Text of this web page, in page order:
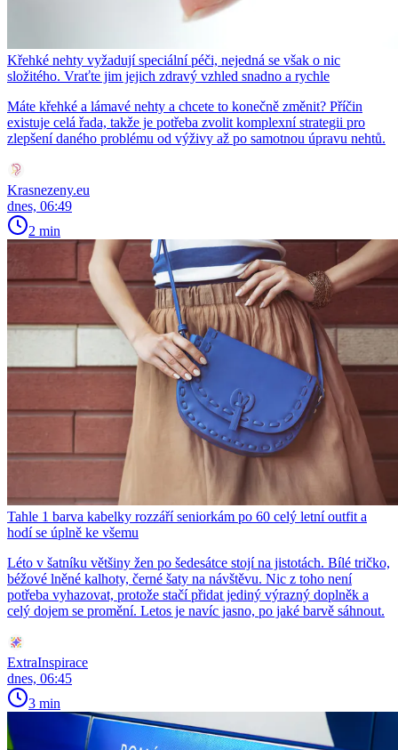
Křehké nehty vyžadují speciální péči, nejedná se však o nic
složitého. Vraťte jim jejich zdravý vzhled snadno a rychle
Máte křehké a lámavé nehty a chcete to konečně změnit? Příčin
existuje celá řada, takže je potřeba zvolit komplexní strategii pro
zlepšení daného problému od výživy až po samotnou úpravu nehtů.
Krasnezeny.eu
dnes, 06:49
2 min
Tahle 1 barva kabelky rozzáří seniorkám po 60 celý letní outfit a
hodí se úplně ke všemu
Léto v šatníku většiny žen po šedesátce stojí na jistotách. Bílé tričko,
béžové lněné kalhoty, černé šaty na návštěvu. Nic z toho není
potřeba vyhazovat, protože stačí přidat jediný výrazný doplněk a
celý dojem se promění. Letos je navíc jasno, po jaké barvě sáhnout.
ExtraInspirace
dnes, 06:45
3 min